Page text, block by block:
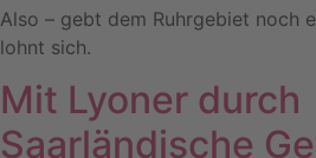
Also – gebt dem Ruhrgebiet noch
lohnt sich.
Mit Lyoner durch
Saarländische